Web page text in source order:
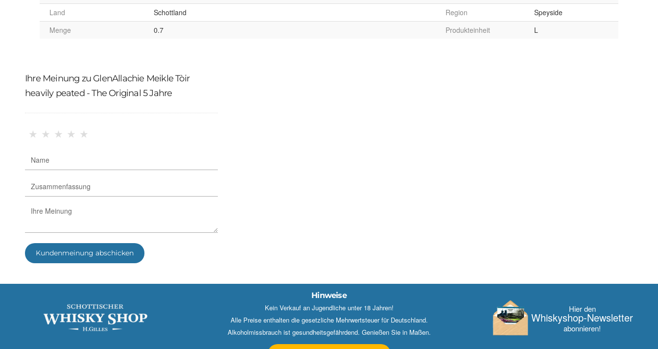
Land
Schottland Region
Speyside
Menge
0.7 Produkteinheit L
Ihre Meinung zu GlenAllachie Meikle Tòir
heavily peated - The Original 5 Jahre
★ ★ ★ ★ ★
Kundenmeinung abschicken
Hinweise
Kein Verkauf an Jugendliche unter 18 Jahren!
Alle Preise enthalten die gesetzliche Mehrwertsteuer für Deutschland.
Alkoholmissbrauch ist gesundheitsgefährdend. Genießen Sie in Maßen.
Hier den
Whisky­shop-Newsletter
abonnieren!